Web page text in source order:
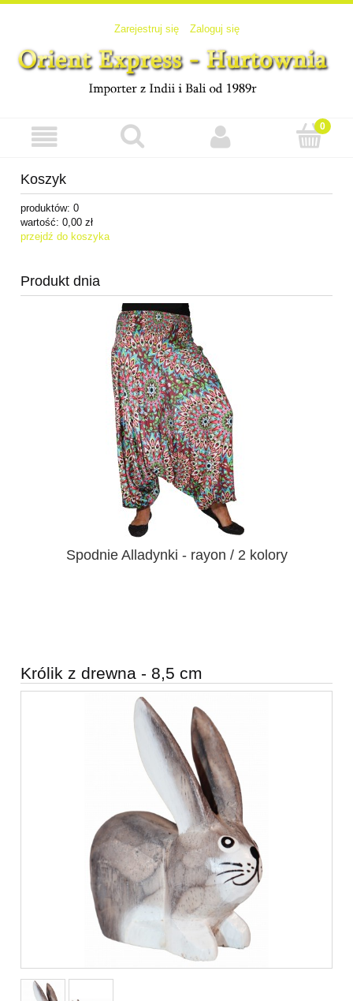
Zarejestruj się Zaloguj się
Koszyk
produktów: 0
wartość: 0,00 zł
przejdź do koszyka
Produkt dnia
Spodnie Alladynki - rayon / 2 kolory
Królik z drewna - 8,5 cm